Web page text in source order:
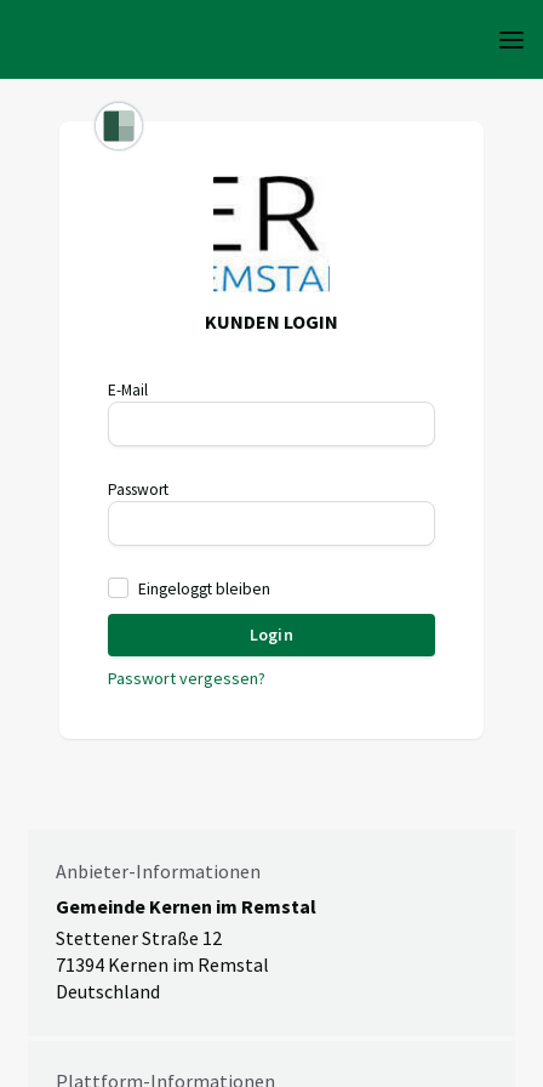
KUNDEN LOGIN
E-Mail
Passwort
Eingeloggt bleiben
Login
Passwort vergessen?
Anbieter-Informationen
Gemeinde Kernen im Remstal
Stettener Straße 12
71394 Kernen im Remstal
Deutschland
Plattform-Informationen